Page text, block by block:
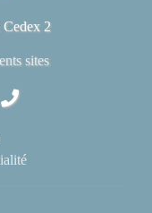
2
sites